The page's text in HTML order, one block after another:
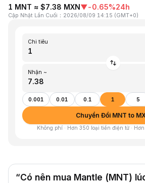
1 MNT ≈ $7.38 MXN▼-0.65%24h
Cập Nhật Lần Cuối ： 2026/08/09 14:15 (GMT+0)
Chi tiêu
Nhận ~
0.001 0.01 0.1 1 5
Chuyển Đổi MNT to
Không phí · Hơn 350 loại tiền điện tử ·
“Có nên mua Mantle (MNT)